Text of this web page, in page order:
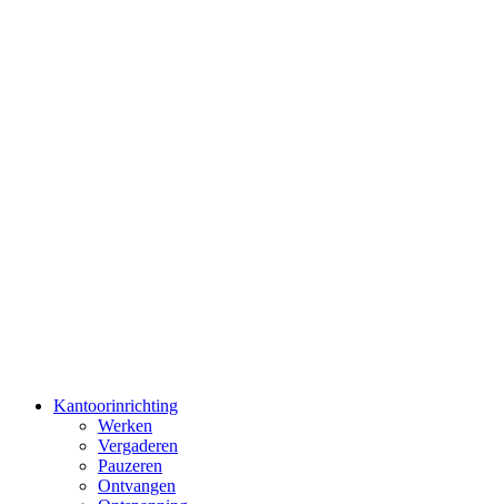
Kantoorinrichting
Werken
Vergaderen
Pauzeren
Ontvangen